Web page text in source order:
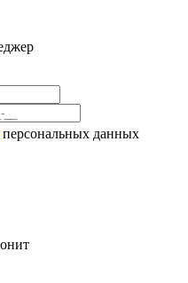
персональных данных